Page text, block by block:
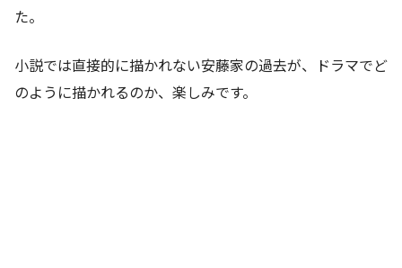
た。
小説では直接的に描かれない安藤家の過去が、ドラマでど
のように描かれるのか、楽しみです。